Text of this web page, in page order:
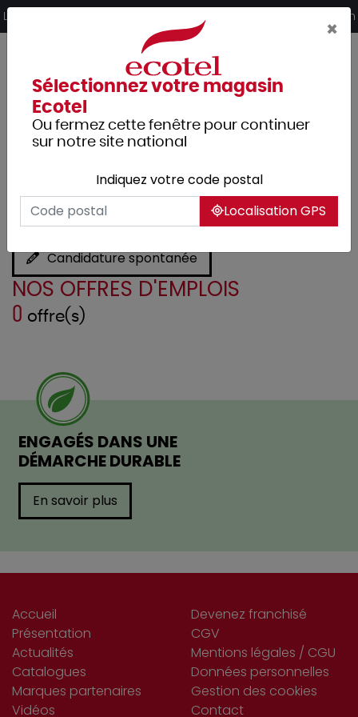
Livraison offerte dès 249€ HT d’achat et retrait 2h en magasin
Recrutement
Candidature spontanée
NOS OFFRES D'EMPLOIS
0 offre(s)
ENGAGÉS DANS UNE
DÉMARCHE DURABLE
En savoir plus
Accueil
Présentation
Actualités
Catalogues
Marques partenaires
Vidéos
Devenez franchisé
CGV
Mentions légales / CGU
Données personnelles
Gestion des cookies
Contact
×
Sélectionnez votre magasin
Ecotel
Ou fermez cette fenêtre pour continuer
sur notre site national
Indiquez votre code postal
Localisation GPS
Panneau de gestion des cookies